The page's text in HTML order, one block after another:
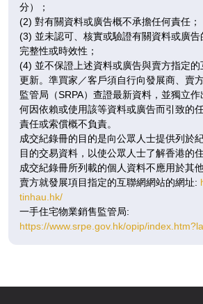
8 /
F
9 /
F
3房
$1,150萬
已售
2房
$898.8萬
A
477呎
3房
$1,161.8萬
已售
B
361呎
$905.8萬
已售
A
477呎
B
2房
A B
分）；
(2) 對有關資料或廣告概不承擔任何責任；
(3) 並未認可、核實或驗證有關資料或廣告
完整性或時效性；
(4) 並不保證上述資料或廣告與賣方指定
更新。準買家／客戶須自行向發展商、賣
監管局（SRPA）查證最新資料，並獨立
何因依賴或使用該等資料或廣告而引致的
責任或索償概不負責。
成交紀錄冊的目的是向公眾人士提供列於
目的交易資料，以使公眾人士了解香港的
成交紀錄冊所列載的個人資料不應用於其他
賣方就發展項目指定的互聯網網站的網址:
tinhau.hk/
一手住宅物業銷售監管局:
https://www.srpe.gov.hk/opip/